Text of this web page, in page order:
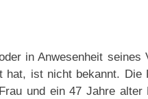
in Anwesenheit seines
hat, ist nicht bekannt.
und ein 47 Jahre